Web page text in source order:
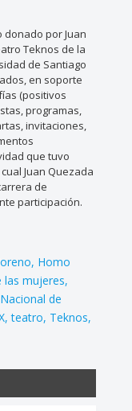
por Juan
Teknos de la
de Santiago
en soporte
(positivos
programas,
invitaciones,
que tuvo
Juan Quezada
de
participación.
Homo
las mujeres
de
teatro Teknos